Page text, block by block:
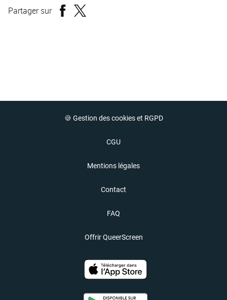
Partager sur
🍪 Gestion des cookies et RGPD
CGU
Mentions légales
Contact
FAQ
Offrir QueerScreen